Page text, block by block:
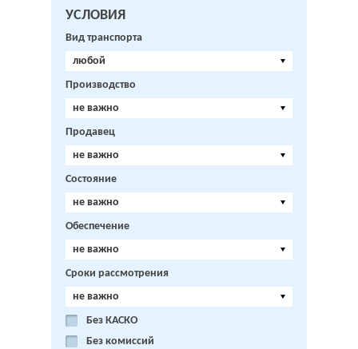
УСЛОВИЯ
Вид транспорта
любой
Производство
не важно
Продавец
не важно
Состояние
не важно
Обеспечение
не важно
Сроки рассмотрения
не важно
Без КАСКО
Без комиссий